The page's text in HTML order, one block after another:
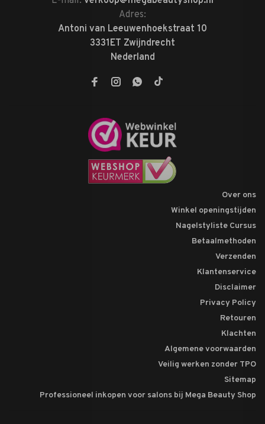
Adres:
Antoni van Leeuwenhoekstraat 10
3331ET Zwijndrecht
Nederland
Over ons
Winkel openingstijden
Nagelstyliste Cursus
Betaalmethoden
Verzenden
Klantenservice
Disclaimer
Privacy Policy
Retouren
Klachten
Algemene voorwaarden
Veilig werken zonder TPO
Sitemap
Professioneel inkopen voor salons bij Mega Beauty Shop